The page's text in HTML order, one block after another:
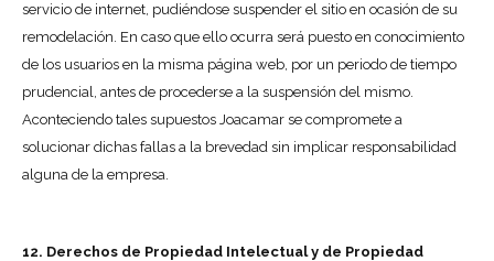
servicio de internet, pudiéndose suspender el sitio en ocasión de su
remodelación. En caso que ello ocurra será puesto en conocimiento
de los usuarios en la misma página web, por un periodo de tiempo
prudencial, antes de procederse a la suspensión del mismo.
Aconteciendo tales supuestos Joacamar se compromete a
solucionar dichas fallas a la brevedad sin implicar responsabilidad
alguna de la empresa.
12. Derechos de Propiedad Intelectual y de Propiedad